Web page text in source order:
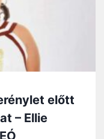
előtt
– Ellie